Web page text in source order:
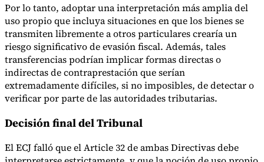
Por lo tanto, adoptar una interpretación más amplia del
uso propio que incluya situaciones en que los bienes se
transmiten libremente a otros particulares crearía un
riesgo significativo de evasión fiscal. Además, tales
transferencias podrían implicar formas directas o
indirectas de contraprestación que serían
extremadamente difíciles, si no imposibles, de detectar o
verificar por parte de las autoridades tributarias.
Decisión final del Tribunal
El ECJ falló que el Article 32 de ambas Directivas debe